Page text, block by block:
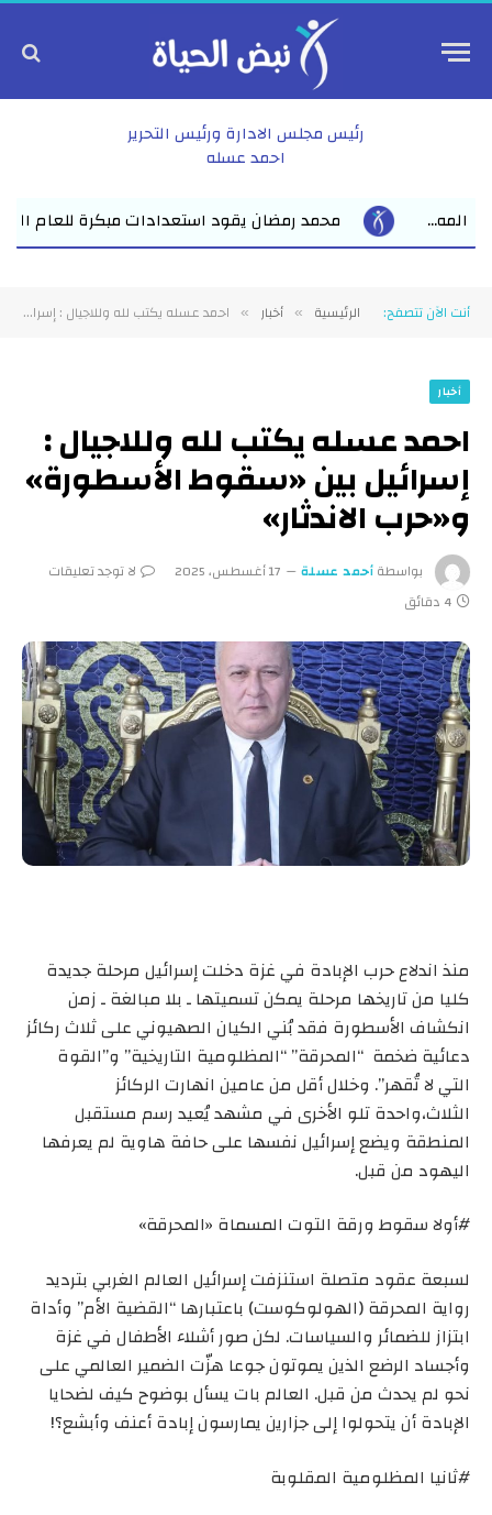
رئيس مجلس الادارة ورئيس التحرير
احمد عسله
مبكرة للعام الدراسي الجديد بفاقوس لقاء موسع يجمع
أنت الآن تتصفح: الرئيسية » أخبار » احمد عسله يكتب لله وللاجيال : إسرائيل بين «سقوط الأسطورة» و«حرب الاندثار»
أخبار
احمد عسله يكتب لله وللاجيال :
إسرائيل بين «سقوط الأسطورة»
و«حرب الاندثار»
بواسطةأحمد عسلة 17 أغسطس، 2025
لا توجد تعليقات
4 دقائق
منذ اندلاع حرب الإبادة في غزة دخلت إسرائيل مرحلة جديدة
كليا من تاريخها مرحلة يمكن تسميتها ـ بلا مبالغة ـ زمن
انكشاف الأسطورة فقد بُني الكيان الصهيوني على ثلاث ركائز
دعائية ضخمة “المحرقة” “المظلومية التاريخية” و”القوة
التي لا تُقهر”. وخلال أقل من عامين انهارت الركائز
الثلاث،واحدة تلو الأخرى في مشهد يُعيد رسم مستقبل
المنطقة ويضع إسرائيل نفسها على حافة هاوية لم يعرفها
اليهود من قبل.
#أولا سقوط ورقة التوت المسماة «المحرقة»
لسبعة عقود متصلة استنزفت إسرائيل العالم الغربي بترديد
رواية المحرقة (الهولوكوست) باعتبارها “القضية الأم” وأداة
ابتزاز للضمائر والسياسات. لكن صور أشلاء الأطفال في غزة
وأجساد الرضع الذين يموتون جوعا هزّت الضمير العالمي على
نحو لم يحدث من قبل. العالم بات يسأل بوضوح كيف لضحايا
الإبادة أن يتحولوا إلى جزارين يمارسون إبادة أعنف وأبشع؟!
#ثانيا المظلومية المقلوبة